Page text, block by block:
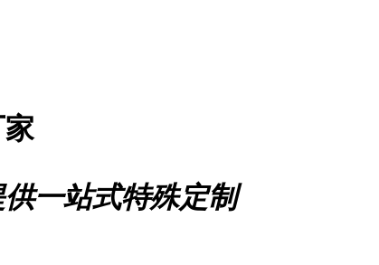
一站式特殊定制